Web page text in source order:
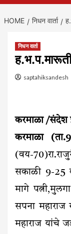
HOME निधन वार्ता
निधन वार्ता
saptahiksandesh
करमाळा /संदेश
करमाळा
(वय-
सकाळी 9-25
मागे
सपना
महाराज यांचे